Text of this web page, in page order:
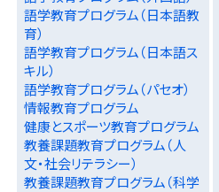
語学教育プログラム（日本語教
育）
語学教育プログラム（日本語ス
キル）
語学教育プログラム（パセオ）
情報教育プログラム
健康とスポーツ教育プログラム
教養課題教育プログラム（人
文・社会リテラシー）
教養課題教育プログラム（科学